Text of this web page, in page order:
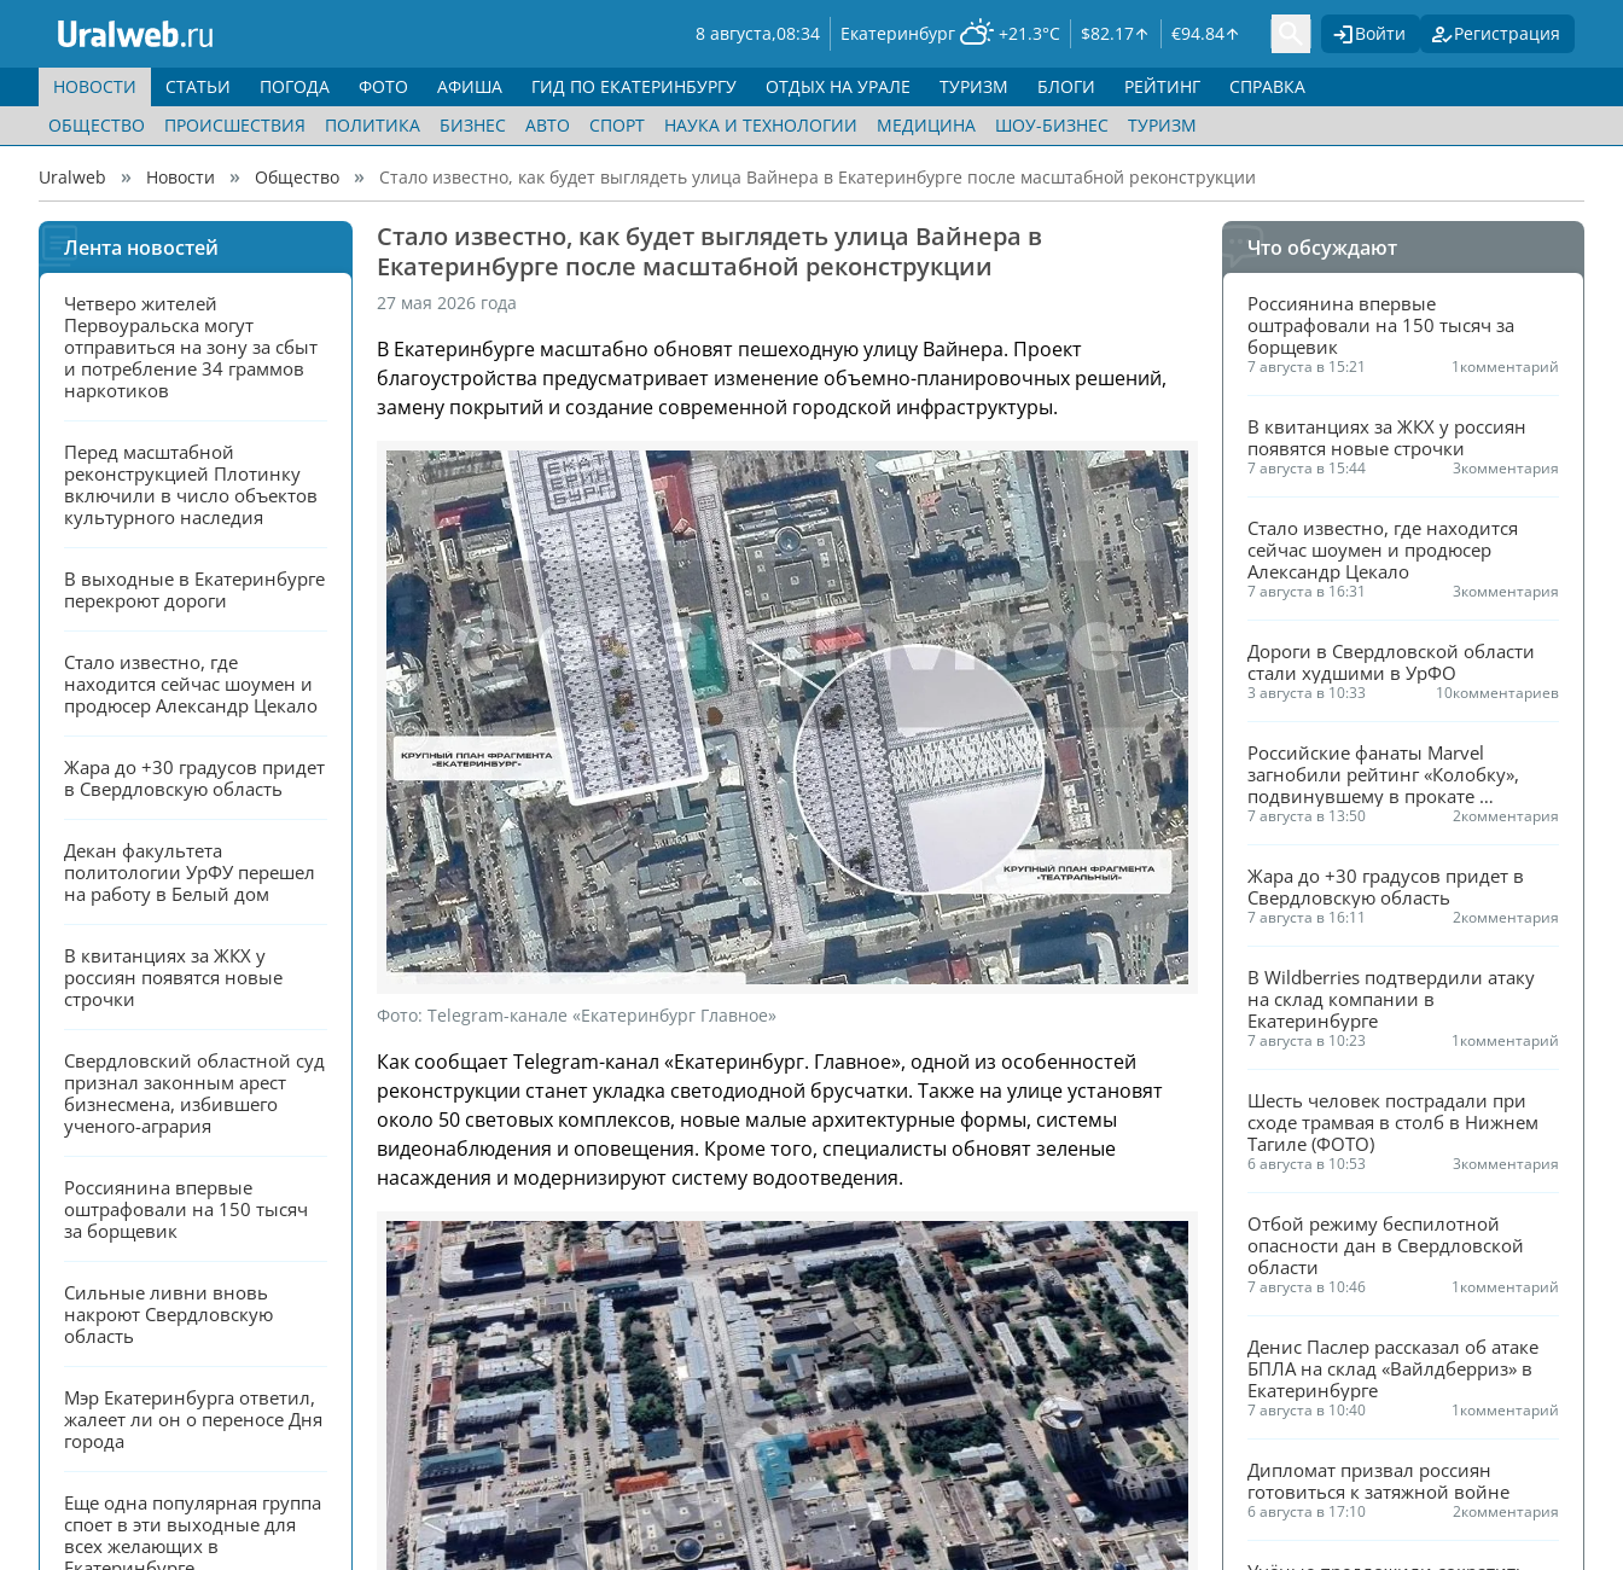
8 августа,08:34 Екатеринбург +21.3°C $82.17 €94.84 Войти Регистрация
НОВОСТИ
ОБЩЕСТВО
ПРОИСШЕСТВИЯ ПОЛИТИКА БИЗНЕС АВТО СПОРТ НАУКА И ТЕХНОЛОГИИ МЕДИЦИНА ШОУ-БИЗНЕС ТУРИЗМ
СТАТЬИ ПОГОДА ФОТО АФИША ГИД ПО ЕКАТЕРИНБУРГУ ОТДЫХ НА УРАЛЕ ТУРИЗМ БЛОГИ РЕЙТИНГ СПРАВКА
Uralweb Новости Общество Стало известно, как будет выглядеть улица Вайнера в Екатеринбурге после масштабной реконструкции
Лента новостей
Четверо жителей
Первоуральска могут
отправиться на зону за сбыт
и потребление 34 граммов
наркотиков
Перед масштабной
реконструкцией Плотинку
включили в число объектов
культурного наследия
В выходные в Екатеринбурге
перекроют дороги
Стало известно, где
находится сейчас шоумен и
продюсер Александр Цекало
Жара до +30 градусов придет
в Свердловскую область
Декан факультета
политологии УрФУ перешел
на работу в Белый дом
В квитанциях за ЖКХ у
россиян появятся новые
строчки
Свердловский областной суд
признал законным арест
бизнесмена, избившего
ученого-агрария
Россиянина впервые
оштрафовали на 150 тысяч
за борщевик
Сильные ливни вновь
накроют Свердловскую
область
Мэр Екатеринбурга ответил,
жалеет ли он о переносе Дня
города
Еще одна популярная группа
споет в эти выходные для
всех желающих в
Стало известно, как будет выглядеть улица Вайнера в
Екатеринбурге после масштабной реконструкции
27 мая 2026 года
В Екатеринбурге масштабно обновят пешеходную улицу Вайнера. Проект
благоустройства предусматривает изменение объемно-планировочных решений,
замену покрытий и создание современной городской инфраструктуры.
Фото: Telegram-канале «Екатеринбург Главное»
Как сообщает Telegram-канал «Екатеринбург. Главное», одной из особенностей
реконструкции станет укладка светодиодной брусчатки. Также на улице установят
около 50 световых комплексов, новые малые архитектурные формы, системы
видеонаблюдения и оповещения. Кроме того, специалисты обновят зеленые
насаждения и модернизируют систему водоотведения.
Что обсуждают
Россиянина впервые
оштрафовали на 150 тысяч за
борщевик
7 августа в 15:21 1комментарий
В квитанциях за ЖКХ у россиян
появятся новые строчки
7 августа в 15:44 3комментария
Стало известно, где находится
сейчас шоумен и продюсер
Александр Цекало
7 августа в 16:31 3комментария
Дороги в Свердловской области
стали худшими в УрФО
3 августа в 10:33 10комментариев
Российские фанаты Marvel
загнобили рейтинг «Колобку»,
подвинувшему в прокате
«Человека-паука»
7 августа в 13:50 2комментария
Жара до +30 градусов придет в
Свердловскую область
7 августа в 16:11 2комментария
В Wildberries подтвердили атаку
на склад компании в
Екатеринбурге
7 августа в 10:23 1комментарий
Шесть человек пострадали при
сходе трамвая в столб в Нижнем
Тагиле (ФОТО)
6 августа в 10:53 3комментария
Отбой режиму беспилотной
опасности дан в Свердловской
области
7 августа в 10:46 1комментарий
Денис Паслер рассказал об атаке
БПЛА на склад «Вайлдберриз» в
Екатеринбурге
7 августа в 10:40 1комментарий
Дипломат призвал россиян
готовиться к затяжной войне
6 августа в 17:10 2комментария